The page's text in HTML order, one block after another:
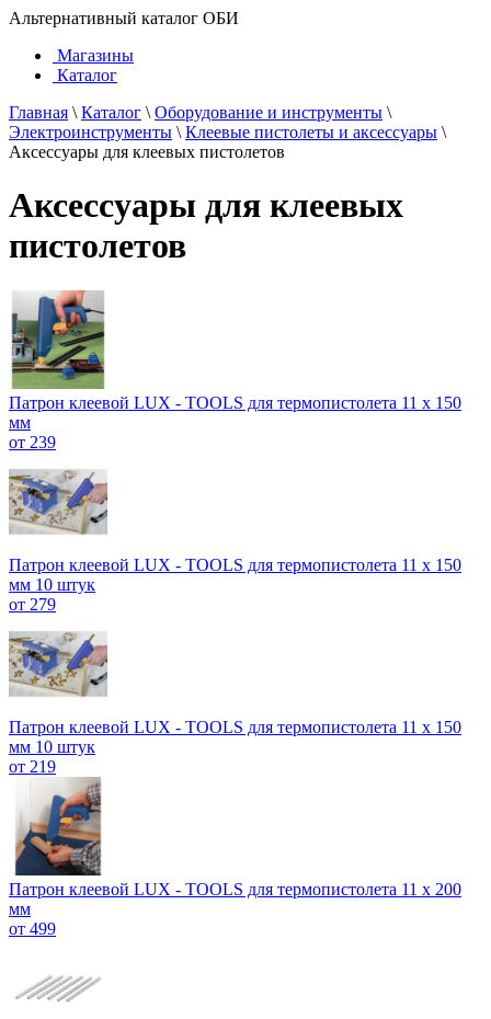
Альтернативный каталог ОБИ
Магазины
Каталог
Главная \ Каталог \ Оборудование и инструменты \
Электроинструменты \ Клеевые пистолеты и аксессуары \
Аксессуары для клеевых пистолетов
Аксессуары для клеевых
пистолетов
Патрон клеевой LUX - TOOLS для термопистолета 11 х 150
мм
от 239
Патрон клеевой LUX - TOOLS для термопистолета 11 х 150
мм 10 штук
от 279
Патрон клеевой LUX - TOOLS для термопистолета 11 х 150
мм 10 штук
от 219
Патрон клеевой LUX - TOOLS для термопистолета 11 х 200
мм
от 499